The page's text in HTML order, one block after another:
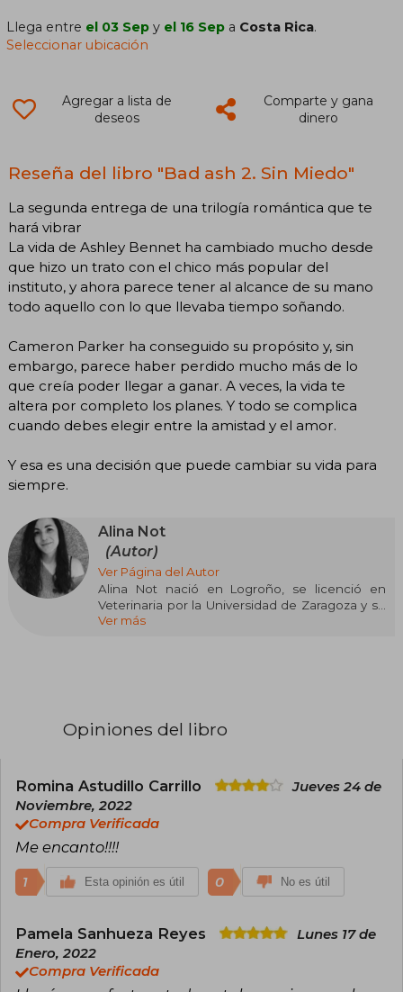
Llega entre el 03 Sep y el 16 Sep a Costa Rica.
Seleccionar ubicación
Agregar a lista de
deseos
Comparte y gana
dinero
Reseña del libro "Bad ash 2. Sin Miedo"
La segunda entrega de una trilogía romántica que te
hará vibrar
La vida de Ashley Bennet ha cambiado mucho desde
que hizo un trato con el chico más popular del
instituto, y ahora parece tener al alcance de su mano
todo aquello con lo que llevaba tiempo soñando.
Cameron Parker ha conseguido su propósito y, sin
embargo, parece haber perdido mucho más de lo
que creía poder llegar a ganar. A veces, la vida te
altera por completo los planes. Y todo se complica
cuando debes elegir entre la amistad y el amor.
Y esa es una decisión que puede cambiar su vida para
siempre.
Alina Not
(Autor)
Ver Página del Autor
Alina Not nació en Logroño, se licenció en
Veterinaria por la Universidad de Zaragoza y se
especializó en Bienestar Animal. Sin embargo,
seleccionada en la primera convocatoria de
Ver más
Opiniones del libro
Romina Astudillo Carrillo
Jueves 24 de
Noviembre, 2022
Compra Verificada
Me encanto!!!!
1 Esta opinión es útil 0 No es útil
Pamela Sanhueza Reyes
Lunes 17 de
Enero, 2022
Compra Verificada